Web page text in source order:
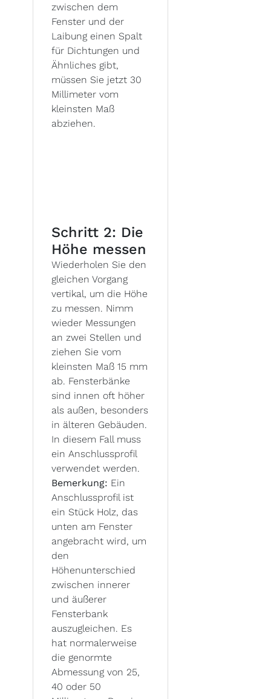
zwischen dem
Fenster und der
Laibung einen Spalt
für Dichtungen und
Ähnliches gibt,
müssen Sie jetzt 30
Millimeter vom
kleinsten Maß
abziehen.
Schritt 2: Die
Höhe messen
Wiederholen Sie den
gleichen Vorgang
vertikal, um die Höhe
zu messen. Nimm
wieder Messungen
an zwei Stellen und
ziehen Sie vom
kleinsten Maß 15 mm
ab. Fensterbänke
sind innen oft höher
als außen, besonders
in älteren Gebäuden.
In diesem Fall muss
ein Anschlussprofil
verwendet werden.
Bemerkung: Ein
Anschlussprofil ist
ein Stück Holz, das
unten am Fenster
angebracht wird, um
den
Höhenunterschied
zwischen innerer
und äußerer
Fensterbank
auszugleichen. Es
hat normalerweise
die genormte
Abmessung von 25,
40 oder 50